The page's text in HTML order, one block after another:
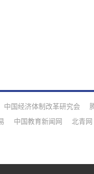
中国经济体制改革研究会
中国教育新闻网 北青网